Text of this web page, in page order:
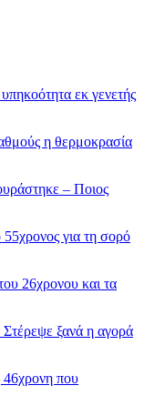
εκ γενετής
η θερμοκρασία
– Ποιος
για τη σορό
26χρονου και τα
ξανά η αγορά
46χρονη που